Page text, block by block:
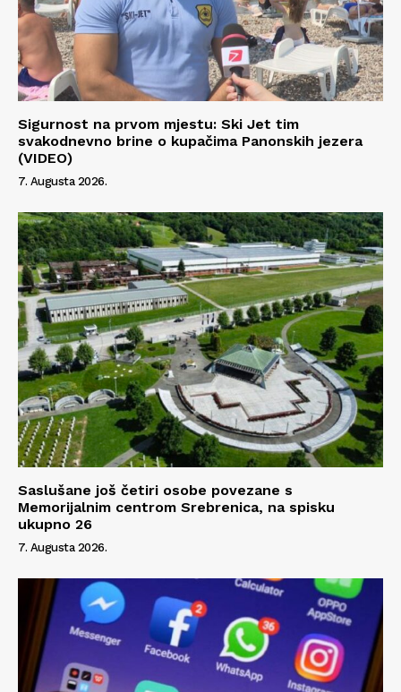
Sigurnost na prvom mjestu: Ski Jet tim
svakodnevno brine o kupačima Panonskih jezera
(VIDEO)
7. Augusta 2026.
Saslušane još četiri osobe povezane s
Memorijalnim centrom Srebrenica, na spisku
ukupno 26
7. Augusta 2026.